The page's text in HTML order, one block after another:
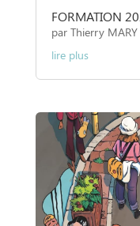
FORMATION
par Thierry MARY
lire plus